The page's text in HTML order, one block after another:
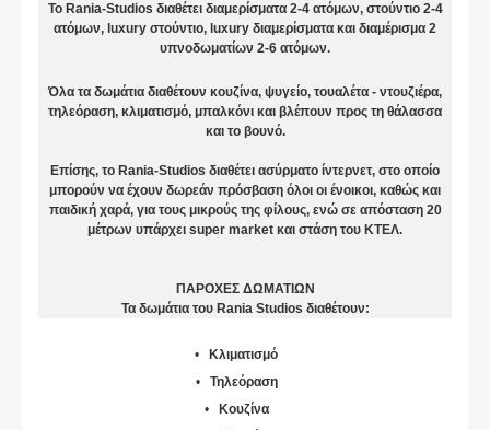
Το Rania-Studios διαθέτει διαμερίσματα 2-4 ατόμων, στούντιο 2-4
ατόμων, luxury στούντιο, luxury διαμερίσματα και διαμέρισμα 2
υπνοδωματίων 2-6 ατόμων.
Όλα τα δωμάτια διαθέτουν κουζίνα, ψυγείο, τουαλέτα - ντουζιέρα,
τηλεόραση, κλιματισμό, μπαλκόνι και βλέπουν προς τη θάλασσα
και το βουνό.
Επίσης, το Rania-Studios διαθέτει ασύρματο ίντερνετ, στο οποίο
μπορούν να έχουν δωρεάν πρόσβαση όλοι οι ένοικοι, καθώς και
παιδική χαρά, για τους μικρούς της φίλους, ενώ σε απόσταση 20
μέτρων υπάρχει super market και στάση του ΚΤΕΛ.
ΠΑΡΟΧΕΣ ΔΩΜΑΤΙΩΝ
Τα δωμάτια του Rania Studios διαθέτουν:
Κλιματισμό
Τηλεόραση
Κουζίνα